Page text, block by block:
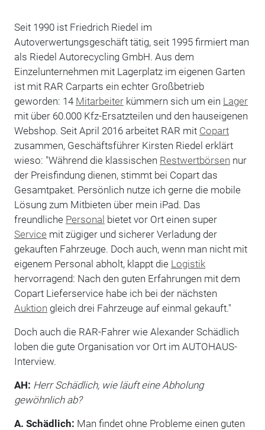
Seit 1990 ist Friedrich Riedel im
Autoverwertungsgeschäft tätig, seit 1995 firmiert man
als Riedel Autorecycling GmbH. Aus dem
Einzelunternehmen mit Lagerplatz im eigenen Garten
ist mit RAR Carparts ein echter Großbetrieb
geworden: 14 Mitarbeiterkümmern sich um ein Lager
mit über 60.000 Kfz-Ersatzteilen und den hauseigenen
Webshop. Seit April 2016 arbeitet RAR mit Copart
zusammen, Geschäftsführer Kirsten Riedel erklärt
wieso: "Während die klassischen Restwertbörsen nur
der Preisfindung dienen, stimmt bei Copart das
Gesamtpaket. Persönlich nutze ich gerne die mobile
Lösung zum Mitbieten über mein iPad. Das
freundliche Personal bietet vor Ort einen super
Service mit zügiger und sicherer Verladung der
gekauften Fahrzeuge. Doch auch, wenn man nicht mit
eigenem Personal abholt, klappt die Logistik
hervorragend: Nach den guten Erfahrungen mit dem
Copart Lieferservice habe ich bei der nächsten
Auktion gleich drei Fahrzeuge auf einmal gekauft."
Doch auch die RAR-Fahrer wie Alexander Schädlich
loben die gute Organisation vor Ort im AUTOHAUS-
Interview.
AH: Herr Schädlich, wie läuft eine Abholung
gewöhnlich ab?
A. Schädlich: Man findet ohne Probleme einen guten